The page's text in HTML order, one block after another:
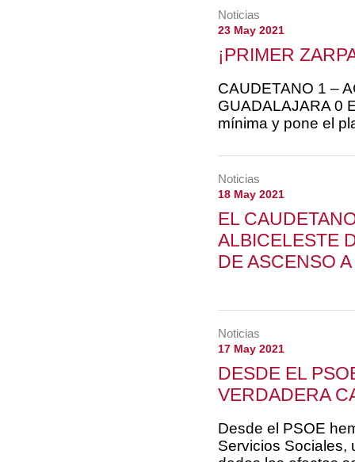
Noticias
23 May 2021
¡PRIMER
CAUDETANO 1 –
GUADALAJARA 0
mínima y pone el
Noticias
18 May 2021
EL
ALBICELESTE
DE ASCENSO
Noticias
17 May 2021
DESDE EL
VERDADERA
Desde el PSOE
Servicios Sociales,